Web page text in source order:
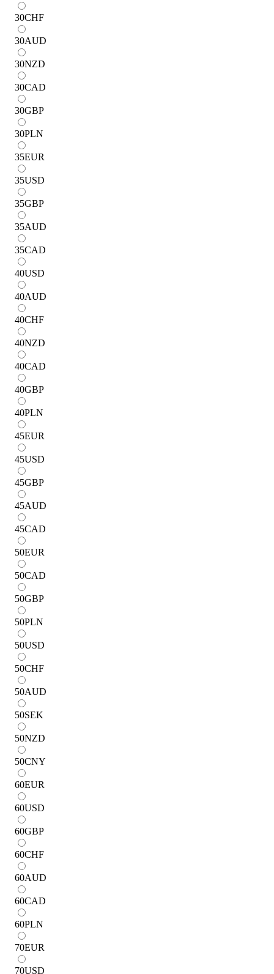
30CHF
30AUD
30NZD
30CAD
30GBP
30PLN
35EUR
35USD
35GBP
35AUD
35CAD
40USD
40AUD
40CHF
40NZD
40CAD
40GBP
40PLN
45EUR
45USD
45GBP
45AUD
45CAD
50EUR
50CAD
50GBP
50PLN
50USD
50CHF
50AUD
50SEK
50NZD
50CNY
60EUR
60USD
60GBP
60CHF
60AUD
60CAD
60PLN
70EUR
70USD